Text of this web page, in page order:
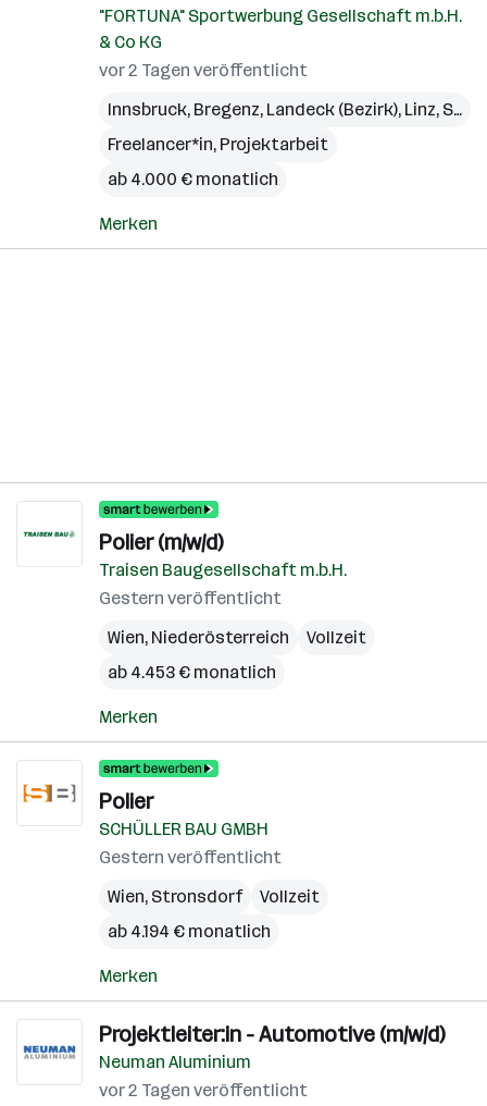
"FORTUNA" Sportwerbung Gesellschaft m.b.H.
& Co KG
vor 2 Tagen veröffentlicht
Innsbruck, Bregenz, Landeck (Bezirk), Linz, St. Pölten
Freelancer*in, Projektarbeit
ab 4.000 € monatlich
Merken
Polier (m/w/d)
Traisen Baugesellschaft m.b.H.
Gestern veröffentlicht
Wien, Niederösterreich
Vollzeit
ab 4.453 € monatlich
Merken
Polier
SCHÜLLER BAU GMBH
Gestern veröffentlicht
Wien, Stronsdorf
Vollzeit
ab 4.194 € monatlich
Merken
Projektleiter:in - Automotive (m/w/d)
Neuman Aluminium
vor 2 Tagen veröffentlicht